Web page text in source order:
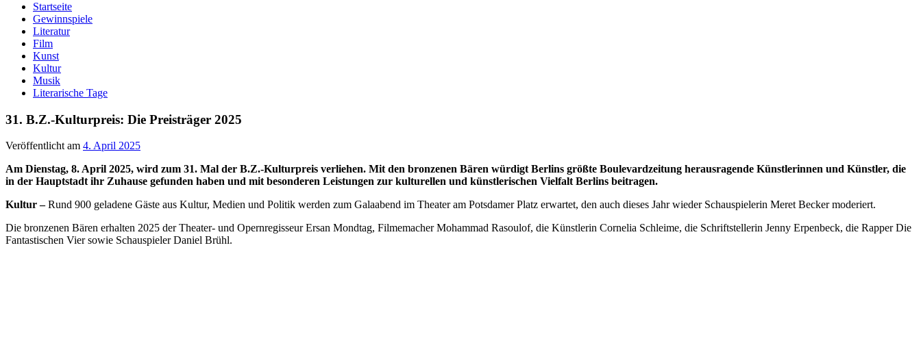
Kultur-macht
Magazin für Kunst, Literatur, Kultur, Film & Musik
Startseite
Gewinnspiele
Literatur
Film
Kunst
Kultur
Musik
Literarische Tage
31. B.Z.-Kulturpreis: Die Preisträger 2025
Veröffentlicht am 4. April 2025
Am Dienstag, 8. April 2025, wird zum 31. Mal der B.Z.-Kulturpreis verliehen. Mit den bronzenen Bären würdigt Berlins größte Boulevardzeitung herausragende Künstlerinnen und Künstler, die
in der Hauptstadt ihr Zuhause gefunden haben und mit besonderen Leistungen zur kulturellen und künstlerischen Vielfalt Berlins beitragen.
Kultur –Rund 900 geladene Gäste aus Kultur, Medien und Politik werden zum Galaabend im Theater am Potsdamer Platz erwartet, den auch dieses Jahr wieder Schauspielerin Meret Becker moderiert.
Die bronzenen Bären erhalten 2025 der Theater- und Opernregisseur Ersan Mondtag, Filmemacher Mohammad Rasoulof, die Künstlerin Cornelia Schleime, die Schriftstellerin Jenny Erpenbeck, die Rapper Die
Fantastischen Vier sowie Schauspieler Daniel Brühl.